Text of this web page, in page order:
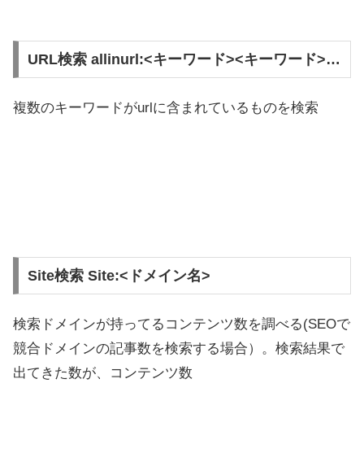
URL検索 allinurl:<キーワード><キーワード>…
複数のキーワードがurlに含まれているものを検索
Site検索 Site:<ドメイン名>
検索ドメインが持ってるコンテンツ数を調べる(SEOで
競合ドメインの記事数を検索する場合）。検索結果で
出てきた数が、コンテンツ数